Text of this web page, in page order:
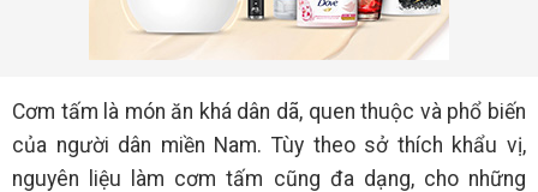
Cơm tấm là món ăn khá dân dã, quen thuộc và phổ biến
của người dân miền Nam. Tùy theo sở thích khẩu vị,
nguyên liệu làm cơm tấm cũng đa dạng, cho những